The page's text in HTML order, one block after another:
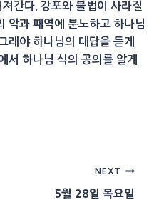
간다. 강포와 불법이 사라질
악과 패역에 분노하고 하나님
래야 하나님의 대답을 듣게
서 하나님 식의 공의를 알게
NEXT
5월 28일 목요일